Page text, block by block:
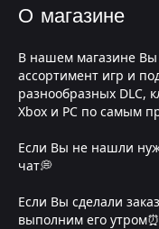
О магазине
В нашем магазине
ассортимент игр и
разнообразных DLC,
Xbox и PC по самым
Если Вы не нашли
чат💭
Если Вы сделали
выполним его утром⏰